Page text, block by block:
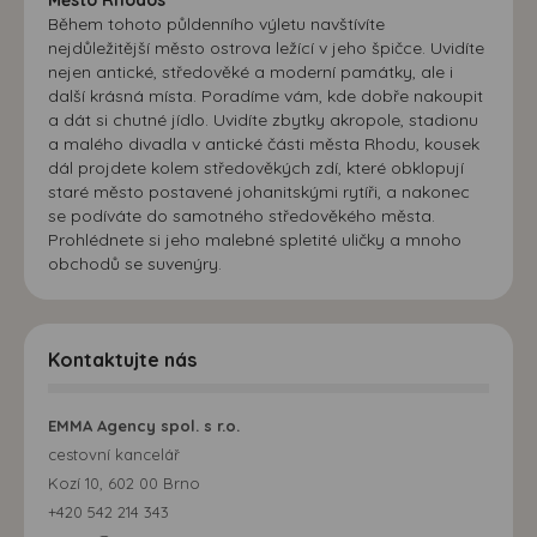
Během tohoto půldenního výletu navštívíte
nejdůležitější město ostrova ležící v jeho špičce. Uvidíte
nejen antické, středověké a moderní památky, ale i
další krásná místa. Poradíme vám, kde dobře nakoupit
a dát si chutné jídlo. Uvidíte zbytky akropole, stadionu
a malého divadla v antické části města Rhodu, kousek
dál projdete kolem středověkých zdí, které obklopují
staré město postavené johanitskými rytíři, a nakonec
se podíváte do samotného středověkého města.
Prohlédnete si jeho malebné spletité uličky a mnoho
obchodů se suvenýry.
Kontaktujte nás
EMMA Agency spol. s r.o.
cestovní kancelář
Kozí 10, 602 00 Brno
+420 542 214 343